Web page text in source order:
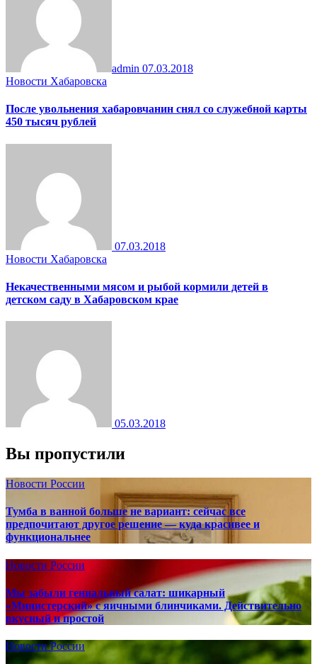
admin 07.03.2018
Новости Хабаровска
После увольнения хабаровчанин снял со служебной карты
450 тысяч рублей
07.03.2018
Новости Хабаровска
Некачественными мясом и рыбой кормили детей в
детском саду в Хабаровском крае
05.03.2018
Вы пропустили
Новости России
Тумба в ванной больше не вариант: сейчас все
предпочитают другое решение — куда красивее и
функциональнее
Новости России
Мы забыли гениальный салат: шикарный
«Министерский» с яичными блинчиками. Действительно
вкусный и простой
Новости России